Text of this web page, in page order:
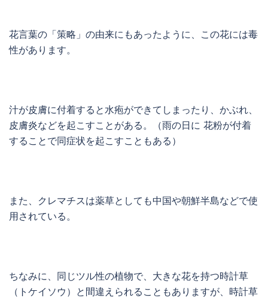
花言葉の「策略」の由来にもあったように、この花には毒
性があります。
汁が皮膚に付着すると水疱ができてしまったり、かぶれ、
皮膚炎などを起こすことがある。（雨の日に 花粉が付着
することで同症状を起こすこともある）
また、クレマチスは薬草としても中国や朝鮮半島などで使
用されている。
ちなみに、同じツル性の植物で、大きな花を持つ時計草
（トケイソウ）と間違えられることもありますが、時計草